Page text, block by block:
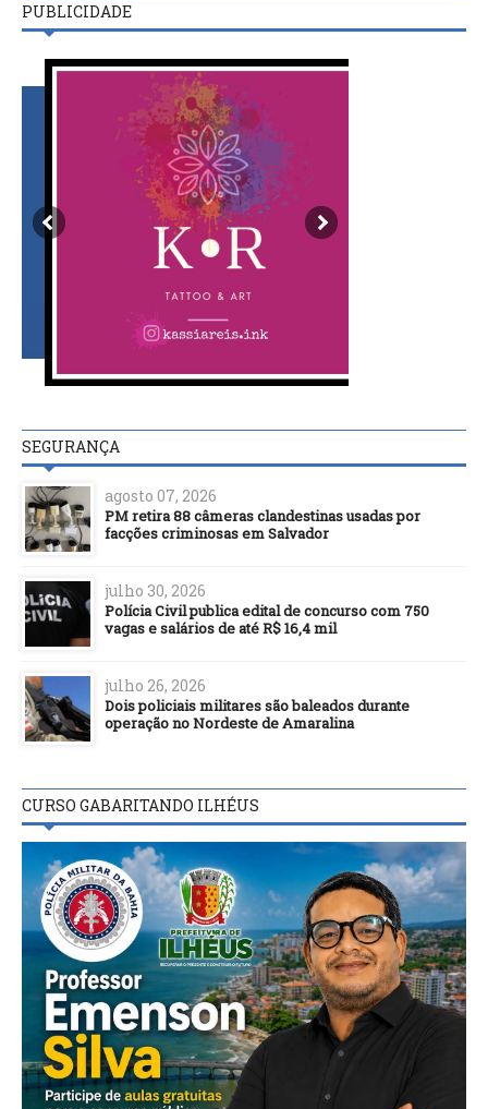
PUBLICIDADE
SEGURANÇA
agosto 07, 2026
PM retira 88 câmeras clandestinas usadas por
facções criminosas em Salvador
julho 30, 2026
Polícia Civil publica edital de concurso com 750
vagas e salários de até R$ 16,4 mil
julho 26, 2026
Dois policiais militares são baleados durante
operação no Nordeste de Amaralina
CURSO GABARITANDO ILHÉUS